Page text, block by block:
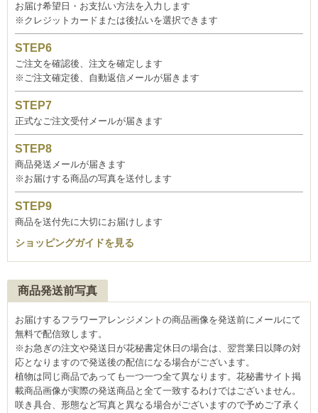
お届け希望日・お支払い方法を入力します
※クレジットカードまたは後払いを選択できます
ご注文を確認後、注文を確定します
※ご注文確定後、自動返信メールが届きます
正式なご注文受付メールが届きます
商品発送メールが届きます
※お届けする商品の写真を送付します
商品を送付先に大切にお届けします
ショッピングガイドを見る
商品発送前写真
お届けするフラワーアレンジメントの商品画像を発送前にメールにて
無料で配信致します。
※お急ぎの注文や発送日が花秘書定休日の場合は、翌営業日以降の対
応となりますので発送後の配信になる場合がございます。
植物は同じ商品であっても一つ一つ全て異なります。花秘書サイト掲
載商品画像が実際の発送商品と全て一致するわけではございません。
咲き具合、形態など写真と異なる場合がございますので予めご了承く